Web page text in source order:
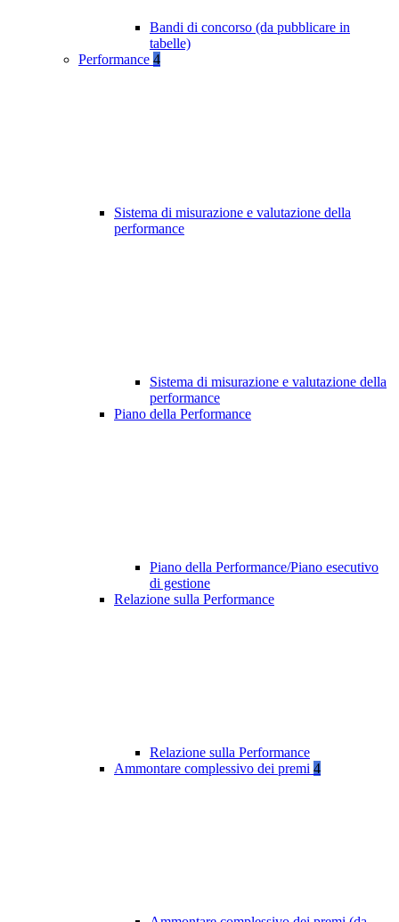
Bandi di concorso (da pubblicare in
tabelle)
Performance 4
Sistema di misurazione e valutazione della
performance
Sistema di misurazione e valutazione della
performance
Piano della Performance
Piano della Performance/Piano esecutivo
di gestione
Relazione sulla Performance
Relazione sulla Performance
Ammontare complessivo dei premi 4